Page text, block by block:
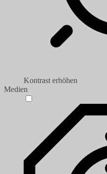
Kontrast erhöhen
Medien